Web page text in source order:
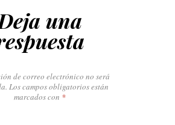
una
de correo electrónico no será
Los campos obligatorios están
marcados con *